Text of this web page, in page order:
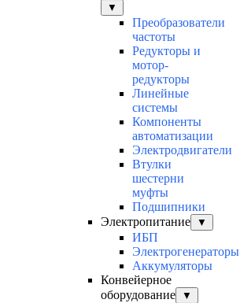
▼
Преобразователи
частоты
Редукторы и
мотор-
редукторы
Линейные
системы
Компоненты
автоматизации
Электродвигатели
Втулки
шестерни
муфты
Подшипники
Электропитание
▼
ИБП
Электрогенераторы
Аккумуляторы
Конвейерное
оборудование
▼